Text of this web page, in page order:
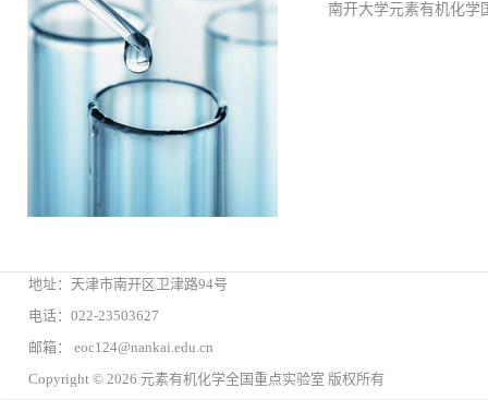
南开大学元素有机化学
地址：天津市南开区卫津路94号
电话：022-23503627
邮箱： eoc124@nankai.edu.cn
Copyright © 2026 元素有机化学全国重点实验室 版权所有